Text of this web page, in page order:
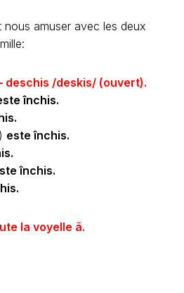
amuser avec les deux
deschis /deskis/ (ouvert).
închis.
este închis.
închis.
la voyelle ã.